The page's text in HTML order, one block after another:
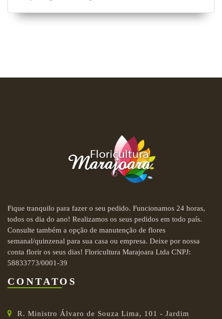
Fique tranquilo para fazer o seu pedido. Funcionamos 24 horas,
todos os dia do ano! Realizamos os seus pedidos em todo país.
Consulte também a opção de manutenção de flores
semanal/quinzenal para sua casa ou empresa. Deixe por nossa
conta florir os seus dias! Floricultura Marajoara Ltda CNPJ:
58833773/0001-39
CONTATOS
R. Ministro Álvaro de Souza Lima, 101 - Jardim